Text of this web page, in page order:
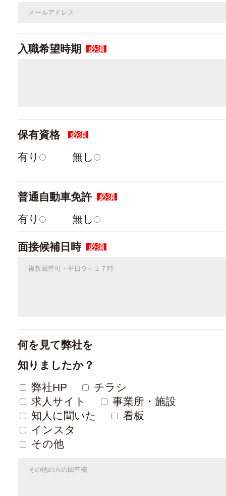
入職希望時期 必須
保有資格 必須
有り 無し
普通自動車免許 必須
有り 無し
面接候補日時 必須
何を見て弊社を
知りましたか？
弊社HP
チラシ
求人サイト
事業所・施設
知人に聞いた
看板
インスタ
その他